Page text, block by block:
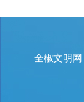
全椒文明